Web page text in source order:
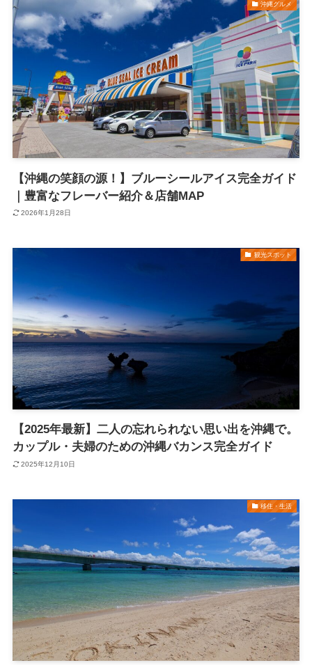
沖縄グルメ
【沖縄の笑顔の源！】ブルーシールアイス完全ガイド
｜豊富なフレーバー紹介＆店舗MAP
2026年1月28日
観光スポット
【2025年最新】二人の忘れられない思い出を沖縄で。
カップル・夫婦のための沖縄バカンス完全ガイド
2025年12月10日
移住・生活